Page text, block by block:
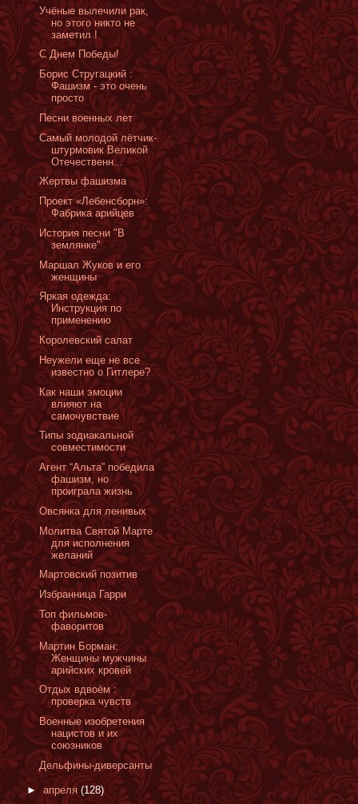
Учёные вылечили рак,
но этого никто не
заметил !
С Днем Победы!
Борис Стругацкий :
Фашизм - это очень
просто
Песни военных лет
Самый молодой лётчик-
штурмовик Великой
Отечественн...
Жертвы фашизма
Проект «Лебенсборн»:
Фабрика арийцев
История песни "В
землянке"
Маршал Жуков и его
женщины
Яркая одежда:
Инструкция по
применению
Королевский салат
Неужели еще не все
известно о Гитлере?
Как наши эмоции
влияют на
самочувствие
Типы зодиакальной
совместимости
Агент “Альта” победила
фашизм, но
проиграла жизнь
Овсянка для ленивых
Молитва Святой Марте
для исполнения
желаний
Мартовский позитив
Избранница Гарри
Топ фильмов-
фаворитов
Мартин Борман:
Женщины мужчины
арийских кровей
Отдых вдвоём :
проверка чувств
Военные изобретения
нацистов и их
союзников
Дельфины-диверсанты
► апреля (128)